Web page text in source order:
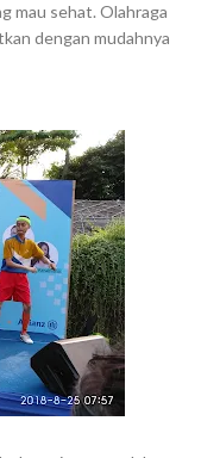
mau sehat. Olahraga
dengan mudahnya